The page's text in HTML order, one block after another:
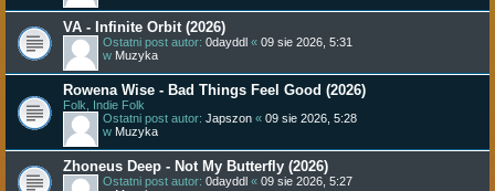
VA - Infinite Orbit (2026)
Ostatni post autor: 0dayddl « 09 sie 2026, 5:31
w Muzyka
Rowena Wise - Bad Things Feel Good (2026)
Folk, Indie Folk
Ostatni post autor: Japszon « 09 sie 2026, 5:28
w Muzyka
Zhoneus Deep - Not My Butterfly (2026)
Ostatni post autor: 0dayddl « 09 sie 2026, 5:27